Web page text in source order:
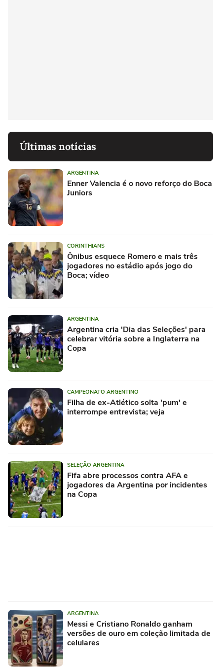
Últimas notícias
ARGENTINA
Enner Valencia é o novo reforço do Boca
Juniors
CORINTHIANS
Ônibus esquece Romero e mais três
jogadores no estádio após jogo do
Boca; vídeo
ARGENTINA
Argentina cria 'Dia das Seleções' para
celebrar vitória sobre a Inglaterra na
Copa
CAMPEONATO ARGENTINO
Filha de ex-Atlético solta 'pum' e
interrompe entrevista; veja
SELEÇÃO ARGENTINA
Fifa abre processos contra AFA e
jogadores da Argentina por incidentes
na Copa
ARGENTINA
Messi e Cristiano Ronaldo ganham
versões de ouro em coleção limitada de
celulares